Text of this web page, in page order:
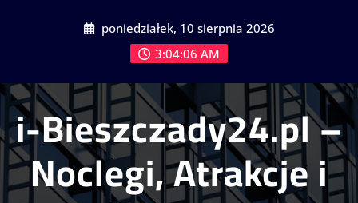
poniedziałek, 10 sierpnia 2026
3:04:07 AM
i-Bieszczady24.pl –
Noclegi, Atrakcje i